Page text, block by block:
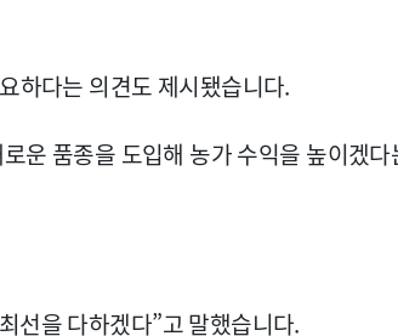
하다는 의견도 제시됐습니다.
운 품종을 도입해 농가 수익을 높이겠다
선을 다하겠다”고 말했습니다.